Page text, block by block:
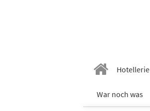
Hotellerie
War noch was